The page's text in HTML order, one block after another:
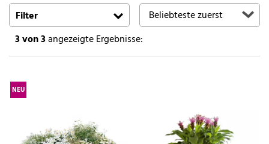
Suchen
Filter
3von 3angezeigte Ergebnisse:
NEU